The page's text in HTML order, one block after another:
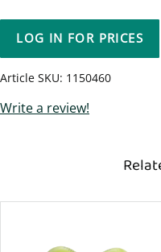
LOG IN FOR PRICES
Article SKU 1150460
Write a review!